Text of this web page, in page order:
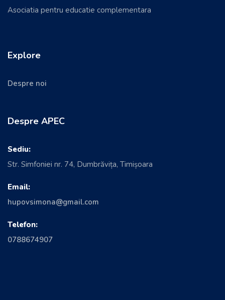
Asociatia pentru educatie complementara
Explore
Despre noi
Despre APEC
Sediu:
Str. Simfoniei nr. 74, Dumbrăvița, Timișoara
Email:
hupovsimona@gmail.com
Telefon:
0788674907